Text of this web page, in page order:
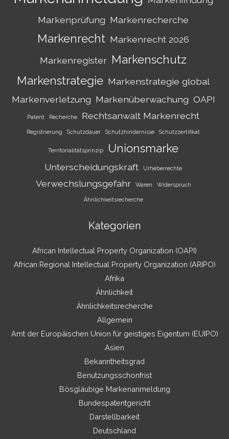
Markenprüfung Markenrecherche
Markenrecht Markenrecht 2026
Markenregister Markenschutz
Markenstrategie Markenstrategie global
Markenverletzung Markenüberwachung OAPI
Patent Recherche Rechtsanwalt Markenrecht
Registrierung Schutzdauer Schutzhindernisse Schutzzertifikat
Territorialitätsprinzip Unionsmarke
Unterscheidungskraft Urheberrechte
Verwechslungsgefahr Waren Widerspruch
Ähnlichkeitsrecherche
Kategorien
African Intellectual Property Organization (OAPI)
African Regional Intellectual Property Organization (ARIPO)
Afrika
Ähnlichkeit
Ähnlichkeitsrecherche
Allgemein
Amt der Europäischen Union für geistiges Eigentum (EUIPO)
Asien
Bekanntheitsgrad
Benutzungsschonfrist
Bösgläubige Markenanmeldung
Bundespatentgericht
Darstellbarkeit
Deutschland